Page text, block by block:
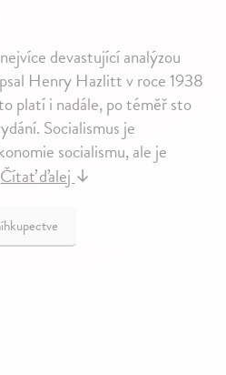
devastující analýzou
Henry Hazlitt v roce 1938
platí i nadále, po téměř sto
Socialismus je
socialismu, ale je
Čítať ďalej↓